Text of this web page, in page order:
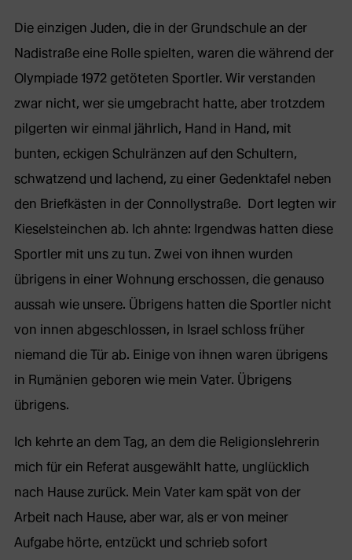
Die einzigen Juden, die in der Grundschule an der
Nadistraße eine Rolle spielten, waren die während der
Olympiade 1972 getöteten Sportler. Wir verstanden
zwar nicht, wer sie umgebracht hatte, aber trotzdem
pilgerten wir einmal jährlich, Hand in Hand, mit
bunten, eckigen Schulränzen auf den Schultern,
schwatzend und lachend, zu einer Gedenktafel neben
den Briefkästen in der Connollystraße. Dort legten wir
Kieselsteinchen ab. Ich ahnte: Irgendwas hatten diese
Sportler mit uns zu tun. Zwei von ihnen wurden
übrigens in einer Wohnung erschossen, die genauso
aussah wie unsere. Übrigens hatten die Sportler nicht
von innen abgeschlossen, in Israel schloss früher
niemand die Tür ab. Einige von ihnen waren übrigens
in Rumänien geboren wie mein Vater. Übrigens
übrigens.
Ich kehrte an dem Tag, an dem die Religionslehrerin
mich für ein Referat ausgewählt hatte, unglücklich
nach Hause zurück. Mein Vater kam spät von der
Arbeit nach Hause, aber war, als er von meiner
Aufgabe hörte, entzückt und schrieb sofort